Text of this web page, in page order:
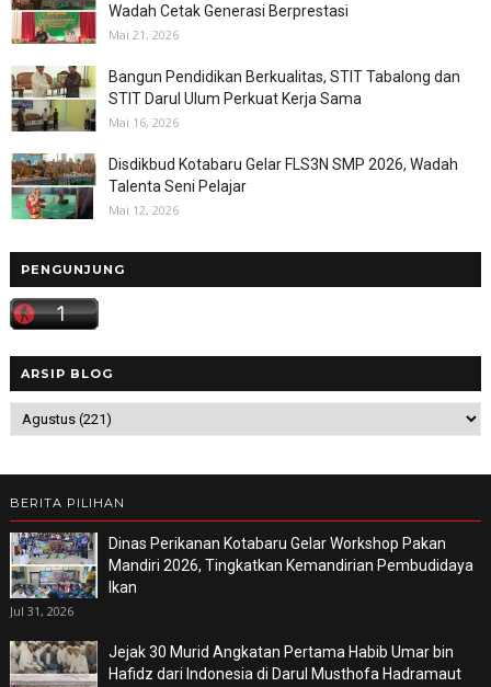
Wadah Cetak Generasi Berprestasi
Mai 21, 2026
Bangun Pendidikan Berkualitas, STIT Tabalong dan
STIT Darul Ulum Perkuat Kerja Sama
Mai 16, 2026
Disdikbud Kotabaru Gelar FLS3N SMP 2026, Wadah
Talenta Seni Pelajar
Mai 12, 2026
PENGUNJUNG
ARSIP BLOG
BERITA PILIHAN
Dinas Perikanan Kotabaru Gelar Workshop Pakan
Mandiri 2026, Tingkatkan Kemandirian Pembudidaya
Ikan
Jul 31, 2026
Jejak 30 Murid Angkatan Pertama Habib Umar bin
Hafidz dari Indonesia di Darul Musthofa Hadramaut